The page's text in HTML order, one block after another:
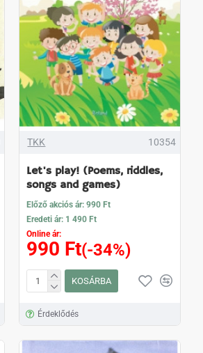
TKK 10354
Let's play! (Poems, riddles,
songs and games)
Előző akciós ár: 990 Ft
Eredeti ár: 1 490 Ft
Online ár:
990 Ft(-34%)
KOSÁRBA
Érdeklődés